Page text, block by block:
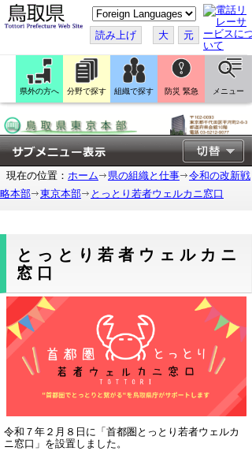
こ
の
ペ
ー
ジ
翻
訳
す
読み上げ 大 元
県外の方へ 分野で探す 組織で探す 防災 緊急 メニュー
現在の位置： ホーム 県の組織と仕事
令和の改新戦
略本部
東京本部 とっとり若者ウェルカニ窓口
とっとり若者ウェルカニ
窓口
令和７年２月８日に「首都圏とっとり若者ウェルカ
ニ窓口」を設置しました。